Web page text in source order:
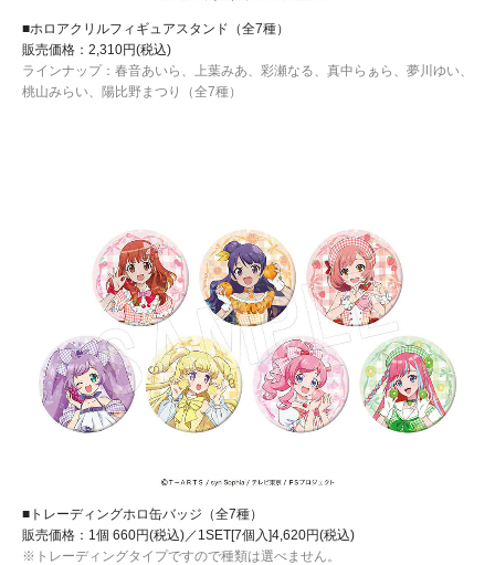
■ホロアクリルフィギュアスタンド（全7種）
販売価格：2,310円(税込)
ラインナップ：春音あいら、上葉みあ、彩瀬なる、真中らぁら、夢川ゆい、
桃山みらい、陽比野まつり（全7種）
■トレーディングホロ缶バッジ（全7種）
販売価格：1個 660円(税込)／1SET[7個入]4,620円(税込)
※トレーディングタイプですので種類は選べません。